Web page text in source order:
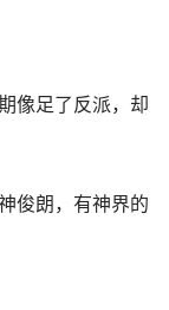
像足了反派，却
俊朗，有神界的